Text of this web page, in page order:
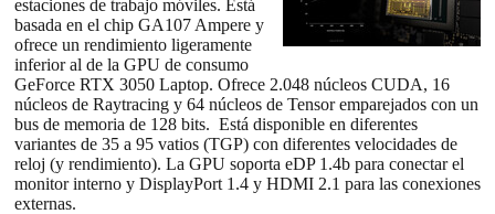
estaciones de trabajo móviles. Está
basada en el chip GA107 Ampere y
ofrece un rendimiento ligeramente
inferior al de la GPU de consumo
GeForce RTX 3050 Laptop. Ofrece 2.048 núcleos CUDA, 16
núcleos de Raytracing y 64 núcleos de Tensor emparejados con un
bus de memoria de 128 bits. Está disponible en diferentes
variantes de 35 a 95 vatios (TGP) con diferentes velocidades de
reloj (y rendimiento). La GPU soporta eDP 1.4b para conectar el
monitor interno y DisplayPort 1.4 y HDMI 2.1 para las conexiones
externas.